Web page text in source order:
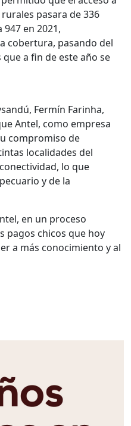
pasara de 336
en 2021,
cobertura, pasando del
que a fin de este año se
Fermín Farinha,
Antel, como empresa
compromiso de
localidades del
lo que
y de la
en un proceso
pagos chicos que hoy
a más conocimiento y al